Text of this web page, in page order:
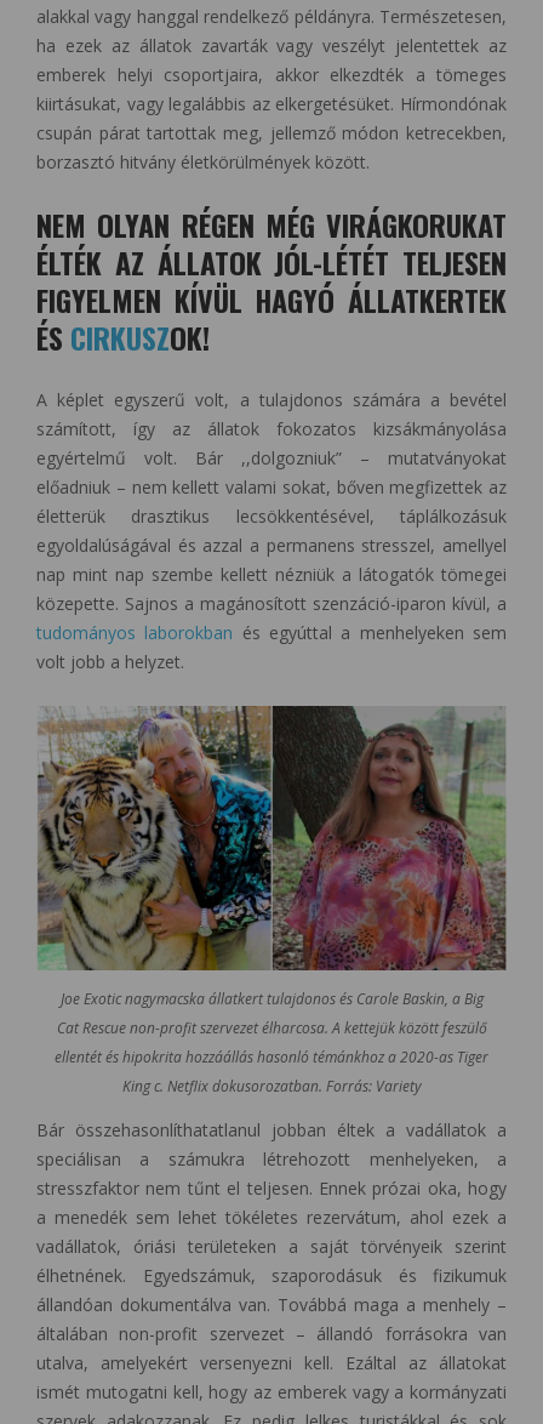
alakkal vagy hanggal rendelkező példányra. Természetesen,
ha ezek az állatok zavarták vagy veszélyt jelentettek az
emberek helyi csoportjaira, akkor elkezdték a tömeges
kiirtásukat, vagy legalábbis az elkergetésüket. Hírmondónak
csupán párat tartottak meg, jellemző módon ketrecekben,
borzasztó hitvány életkörülmények között.
NEM OLYAN RÉGEN MÉG VIRÁGKORUKAT
ÉLTÉK AZ ÁLLATOK JÓL-LÉTÉT TELJESEN
FIGYELMEN KÍVÜL HAGYÓ ÁLLATKERTEK
ÉS CIRKUSZOK!
A képlet egyszerű volt, a tulajdonos számára a bevétel
számított, így az állatok fokozatos kizsákmányolása
egyértelmű volt. Bár ,,dolgozniuk” – mutatványokat
előadniuk – nem kellett valami sokat, bőven megfizettek az
életterük drasztikus lecsökkentésével, táplálkozásuk
egyoldalúságával és azzal a permanens stresszel, amellyel
nap mint nap szembe kellett nézniük a látogatók tömegei
közepette. Sajnos a magánosított szenzáció-iparon kívül, a
tudományos laborokban és egyúttal a menhelyeken sem
volt jobb a helyzet.
Joe Exotic nagymacska állatkert tulajdonos és Carole Baskin, a Big
Cat Rescue non-profit szervezet élharcosa. A kettejük között feszülő
ellentét és hipokrita hozzáállás hasonló témánkhoz a 2020-as Tiger
King c. Netflix dokusorozatban. Forrás: Variety
Bár összehasonlíthatatlanul jobban éltek a vadállatok a
speciálisan a számukra létrehozott menhelyeken, a
stresszfaktor nem tűnt el teljesen. Ennek prózai oka, hogy
a menedék sem lehet tökéletes rezervátum, ahol ezek a
vadállatok, óriási területeken a saját törvényeik szerint
élhetnének. Egyedszámuk, szaporodásuk és fizikumuk
állandóan dokumentálva van. Továbbá maga a menhely –
általában non-profit szervezet – állandó forrásokra van
utalva, amelyekért versenyezni kell. Ezáltal az állatokat
ismét mutogatni kell, hogy az emberek vagy a kormányzati